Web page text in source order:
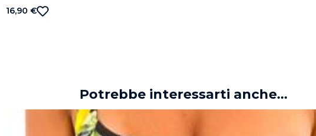
16,90 €
Potrebbe interessarti anche...